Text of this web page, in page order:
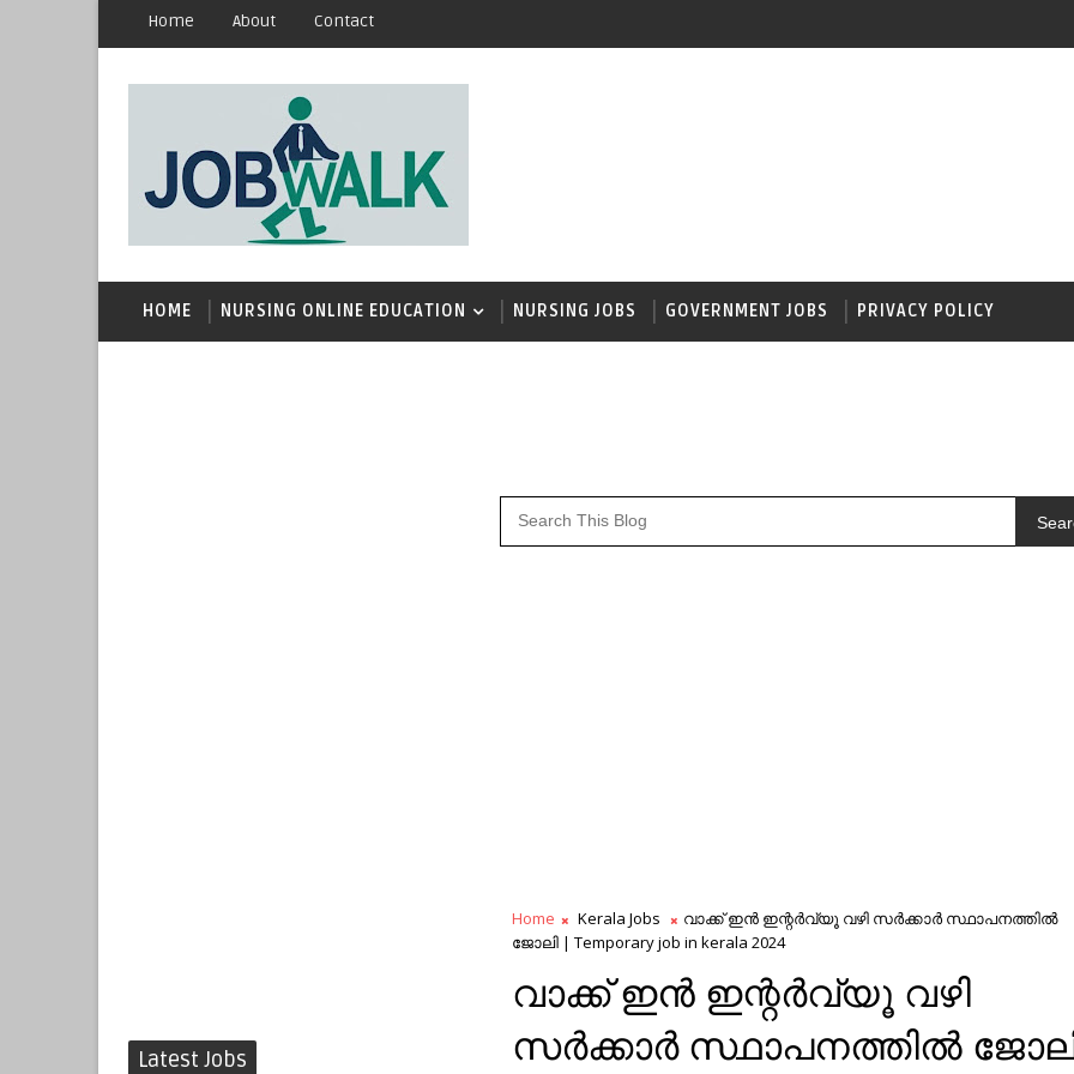
Home About Contact
HOME NURSING ONLINE EDUCATION NURSING JOBS GOVERNMENT JOBS PRIVACY POLICY
Latest Jobs
Home Kerala Jobs
വാക്ക് ഇന്‍ ഇന്റര്‍വ്യൂ വഴി സർക്കാർ സ്ഥാപനത്തിൽ
ജോലി | Temporary job in kerala 2024
വാക്ക് ഇന്‍ ഇന്റര്‍വ്യൂ വഴി
സർക്കാർ സ്ഥാപനത്തിൽ